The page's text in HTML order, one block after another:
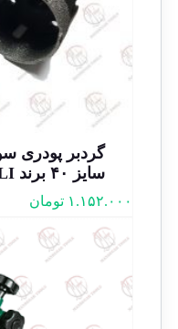
گردبر پودری
سایز ۴۰ برند EGELI
۱.۱۵۲.۰۰۰ تومان